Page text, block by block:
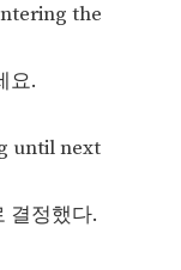
the
요.
until next
결정했다.